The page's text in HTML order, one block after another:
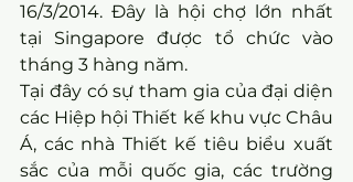
16/3/2014. Đây là hội chợ lớn nhất
tại Singapore được tổ chức vào
tháng 3 hàng năm.
Tại đây có sự tham gia của đại diện
các Hiệp hội Thiết kế khu vực Châu
Á, các nhà Thiết kế tiêu biểu xuất
sắc của mỗi quốc gia, các trường